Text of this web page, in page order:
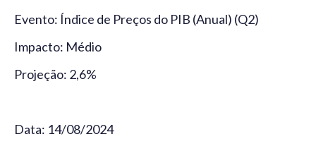
Evento: Índice de Preços do PIB (Anual) (Q2)
Impacto: Médio
Projeção: 2,6%
Data: 14/08/2024